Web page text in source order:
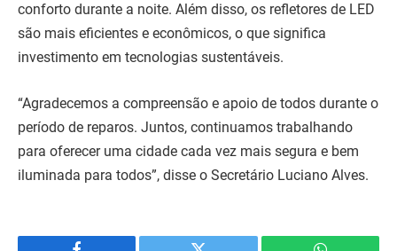
conforto durante a noite. Além disso, os refletores de LED
são mais eficientes e econômicos, o que significa
investimento em tecnologias sustentáveis.
“Agradecemos a compreensão e apoio de todos durante o
período de reparos. Juntos, continuamos trabalhando
para oferecer uma cidade cada vez mais segura e bem
iluminada para todos”, disse o Secretário Luciano Alves.